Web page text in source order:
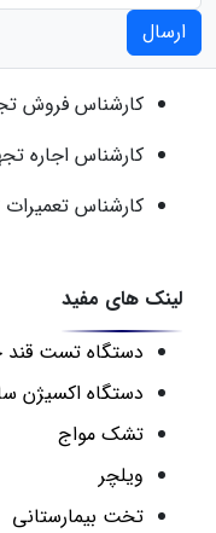
ارسال
کارشناس فروش
کارشناس اجاره
کارشناس
لینک های مفید
دستگاه تست
دستگاه اکسیژن
تشک مواج
ویلچر
تخت بیمارستانی